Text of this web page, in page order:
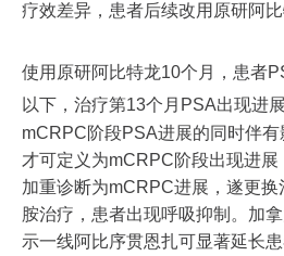
疗效差异，患者后续改用原研阿
使用原研阿比特龙10个月，患者
以下，治疗第13个月PSA出现进
mCRPC阶段PSA进展的同时伴
才可定义为mCRPC阶段出现进展
加重诊断为mCRPC进展，遂更
胺治疗，患者出现呼吸抑制。加
示一线阿比序贯恩扎可显著延长